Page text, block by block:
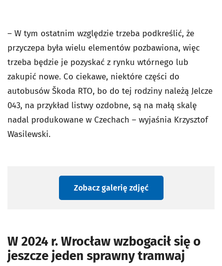
– W tym ostatnim względzie trzeba podkreślić, że
przyczepa była wielu elementów pozbawiona, więc
trzeba będzie je pozyskać z rynku wtórnego lub
zakupić nowe. Co ciekawe, niektóre części do
autobusów Škoda RTO, bo do tej rodziny należą Jelcze
043, na przykład listwy ozdobne, są na małą skalę
nadal produkowane w Czechach – wyjaśnia Krzysztof
Wasilewski.
Zobacz galerię zdjęć
W 2024 r. Wrocław wzbogacił się o
jeszcze jeden sprawny tramwaj